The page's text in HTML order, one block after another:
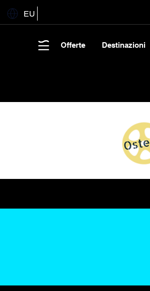
EU
Offerte Destinazioni